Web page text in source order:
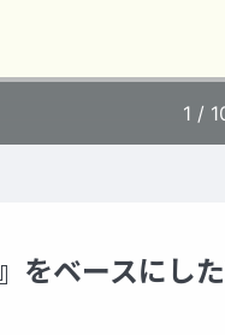
をベースにし